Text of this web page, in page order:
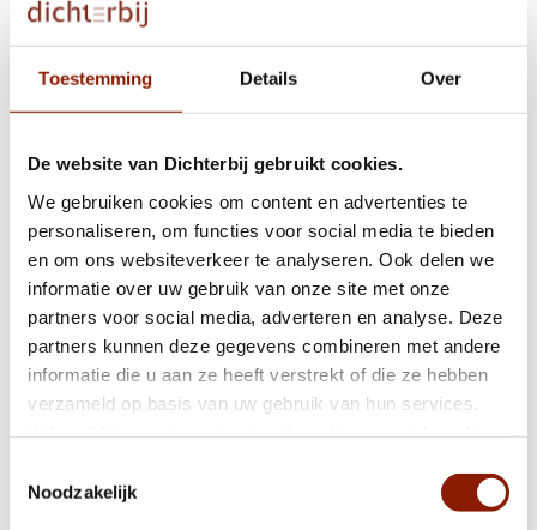
Toestemming Details Over
De website van Dichterbij gebruikt cookies.
We gebruiken cookies om content en advertenties te
personaliseren, om functies voor social media te bieden
en om ons websiteverkeer te analyseren. Ook delen we
informatie over uw gebruik van onze site met onze
partners voor social media, adverteren en analyse. Deze
partners kunnen deze gegevens combineren met andere
informatie die u aan ze heeft verstrekt of die ze hebben
verzameld op basis van uw gebruik van hun services.
Op onzeprivacypagina
kunt u meer lezen over onze
cookies en via de cookie-instellingen button linksonder op
Noodzakelijk
Samen bewegen, samen plezier: het eerste
Beweegfestival in Oss
Gezocht: leden centrale cliëntenraad
Verhaal: “Dit is mijn huisje. Hier hoor ik.”
De cliëntvertrouwenspersoon onvrijwillige
zorg